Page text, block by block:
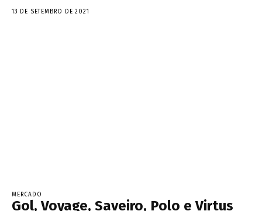
13 DE SETEMBRO DE 2021
MERCADO
Gol, Voyage, Saveiro, Polo e Virtus